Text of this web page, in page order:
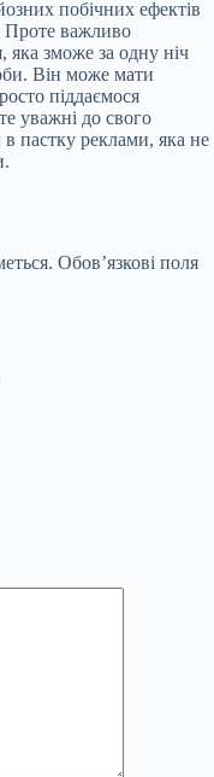
побічних ефектів
Проте важливо
зможе за одну ніч
Він може мати
піддаємося
уважні до свого
пастку реклами, яка не
Обов’язкові поля